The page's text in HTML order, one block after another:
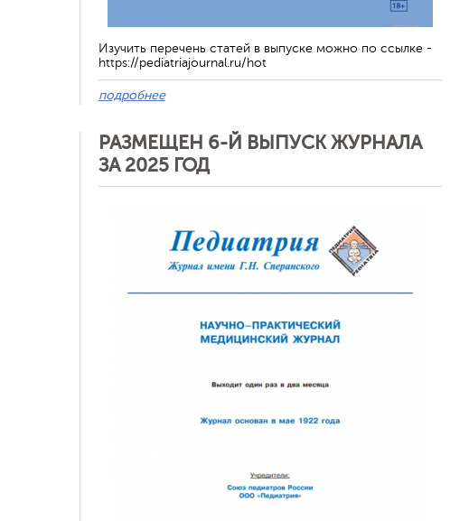
Изучить перечень статей в выпуске можно по ссылке -
https://pediatriajournal.ru/hot
подробнее
РАЗМЕЩЕН 6-Й ВЫПУСК ЖУРНАЛА
ЗА 2025 ГОД